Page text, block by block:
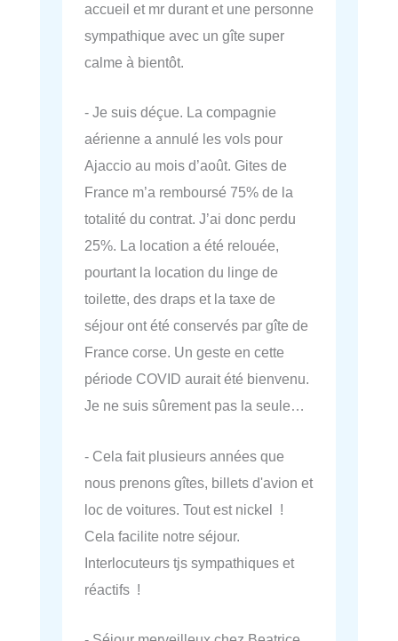
accueil et mr durant et une personne
sympathique avec un gîte super
calme à bientôt.
- Je suis déçue. La compagnie
aérienne a annulé les vols pour
Ajaccio au mois d’août. Gites de
France m’a remboursé 75% de la
totalité du contrat. J’ai donc perdu
25%. La location a été relouée,
pourtant la location du linge de
toilette, des draps et la taxe de
séjour ont été conservés par gîte de
France corse. Un geste en cette
période COVID aurait été bienvenu.
Je ne suis sûrement pas la seule…
- Cela fait plusieurs années que
nous prenons gîtes, billets d'avion et
loc de voitures. Tout est nickel !
Cela facilite notre séjour.
Interlocuteurs tjs sympathiques et
réactifs !